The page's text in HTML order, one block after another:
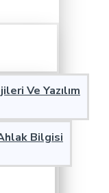
Ve Yazılım
Bilgisi